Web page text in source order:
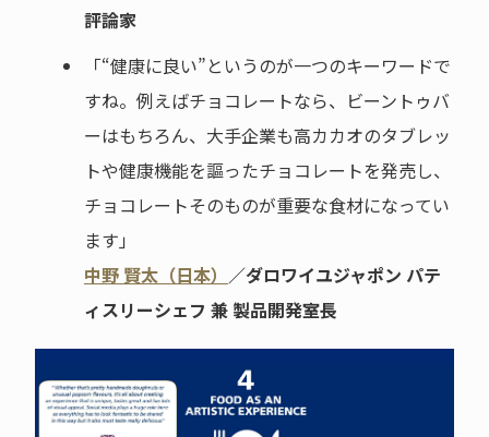
評論家
「“健康に良い”というのが一つのキーワードで
すね。例えばチョコレートなら、ビーントゥバ
ーはもちろん、大手企業も高カカオのタブレッ
トや健康機能を謳ったチョコレートを発売し、
チョコレートそのものが重要な食材になってい
ます」
中野 賢太（日本） ／ダロワイユジャポン パテ
ィスリーシェフ 兼 製品開発室長